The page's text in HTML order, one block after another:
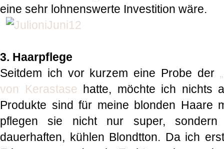
eine sehr lohnenswerte Investition wäre.
3. Haarpflege
Seitdem ich vor kurzem eine Probe der
von Kerastase hatte, möchte ich nichts
Produkte sind für meine blonden Haare
pflegen sie nicht nur super,
dauerhaften, kühlen Blondtton. Da ich